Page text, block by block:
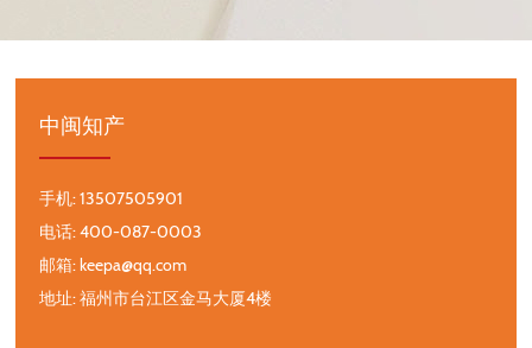
中闽知产
手机:13507505901
电话:400-087-0003
邮箱:keepa@qq.com
地址: 福州市台江区金马大厦4楼